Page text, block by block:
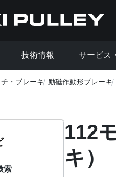
技術情報 サービス
・ブレーキ 励磁作動形ブレーキ
索
112
キ）